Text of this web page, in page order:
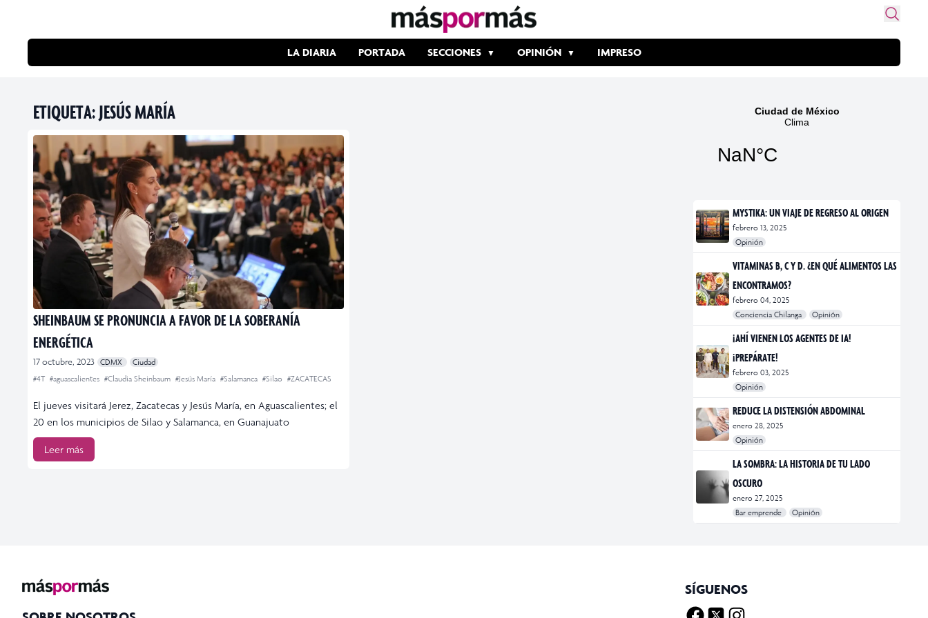
LA DIARIA PORTADA SECCIONES OPINIÓN IMPRESO
ETIQUETA:JESÚS MARÍA
SHEINBAUM SE PRONUNCIA A FAVOR DE LA SOBERANÍA
ENERGÉTICA
17 octubre, 2023 CDMX
Ciudad
#4T #aguascalientes #Claudia Sheinbaum #Jesús María #Salamanca #Silao #ZACATECAS
El jueves visitará Jerez, Zacatecas y Jesús María, en Aguascalientes; el
20 en los municipios de Silao y Salamanca, en Guanajuato
Leer más
MYSTIKA: UN VIAJE DE REGRESO AL ORIGEN
febrero 13, 2025
Opinión
#exposiciones
#fotografía
VITAMINAS B, C Y D. ¿EN QUÉ ALIMENTOS LAS
ENCONTRAMOS?
febrero 04, 2025
Conciencia Chilanga
Opinión
#bienestar
#Opinión
#Principal
¡AHÍ VIENEN LOS AGENTES DE IA!
¡PREPÁRATE!
febrero 03, 2025
Opinión
#Bar Emprende
#Opinión
#Principal
REDUCE LA DISTENSIÓN ABDOMINAL
enero 28, 2025
Opinión
#bienestar
#Opinión
#Principal
#Salud
LA SOMBRA: LA HISTORIA DE TU LADO
OSCURO
enero 27, 2025
Bar emprende
Opinión
#Bar Emprende
#CDMX
#marketing
SÍGUENOS